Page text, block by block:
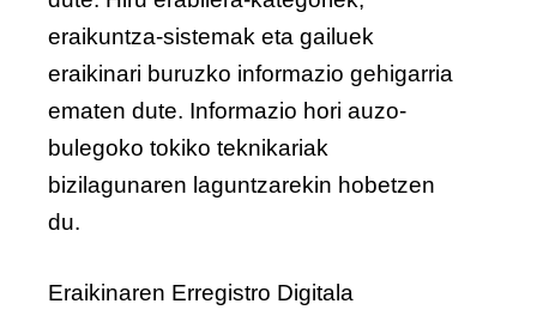
eraikuntza-sistemak eta gailuek
eraikinari buruzko informazio gehigarria
ematen dute. Informazio hori auzo-
bulegoko tokiko teknikariak
bizilagunaren laguntzarekin hobetzen
du.
Eraikinaren Erregistro Digitala